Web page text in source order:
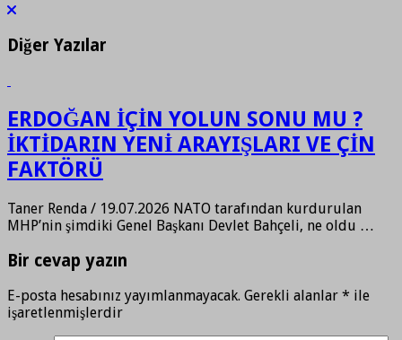
Diğer Yazılar
ERDOĞAN İÇİN YOLUN SONU MU ?
İKTİDARIN YENİ ARAYIŞLARI VE ÇİN
FAKTÖRÜ
Taner Renda / 19.07.2026 NATO tarafından kurdurulan
MHP’nin şimdiki Genel Başkanı Devlet Bahçeli, ne oldu …
Bir cevap yazın
E-posta hesabınız yayımlanmayacak. Gerekli alanlar * ile
işaretlenmişlerdir